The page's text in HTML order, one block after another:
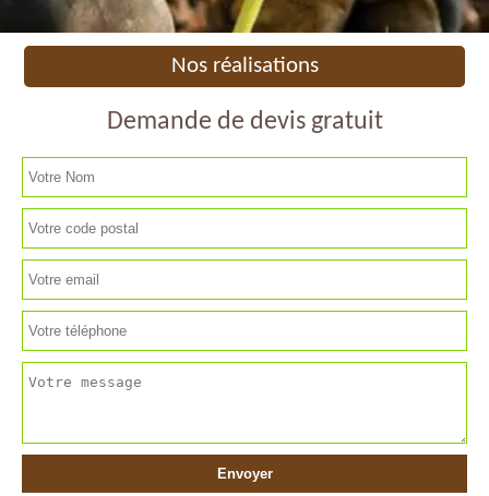
Nos réalisations
Demande de devis gratuit